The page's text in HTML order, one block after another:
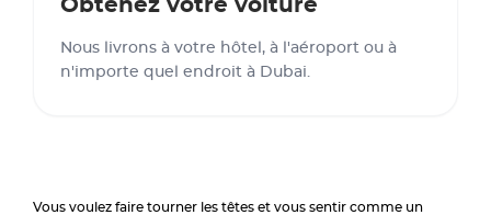
Obtenez votre voiture
Nous livrons à votre hôtel, à l'aéroport ou à
n'importe quel endroit à Dubai.
Vous voulez faire tourner les têtes et vous sentir comme un